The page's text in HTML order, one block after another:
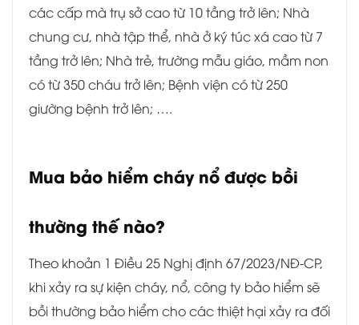
các cấp mà trụ sở cao từ 10 tầng trở lên; Nhà
chung cư, nhà tập thể, nhà ở ký túc xá cao từ 7
tầng trở lên; Nhà trẻ, trường mẫu giáo, mầm non
có từ 350 cháu trở lên; Bệnh viện có từ 250
giường bệnh trở lên; ….
Mua bảo hiểm cháy nổ được bồi
thường thế nào?
Theo khoản 1 Điều 25 Nghị định 67/2023/NĐ-CP,
khi xảy ra sự kiện cháy, nổ, công ty bảo hiểm sẽ
bồi thường bảo hiểm cho các thiệt hại xảy ra đối